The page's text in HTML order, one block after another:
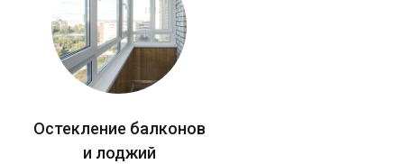
Остекление балконов
и лоджий